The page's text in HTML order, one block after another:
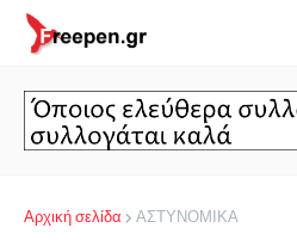
Αρχική σελίδα ΑΣΤΥΝΟΜΙΚΑ